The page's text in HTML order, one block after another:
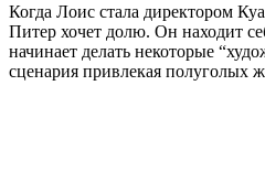
Когда Лоис стала директором
Питер хочет долю. Он находит
начинает делать некоторые
сценария привлекая полуголых